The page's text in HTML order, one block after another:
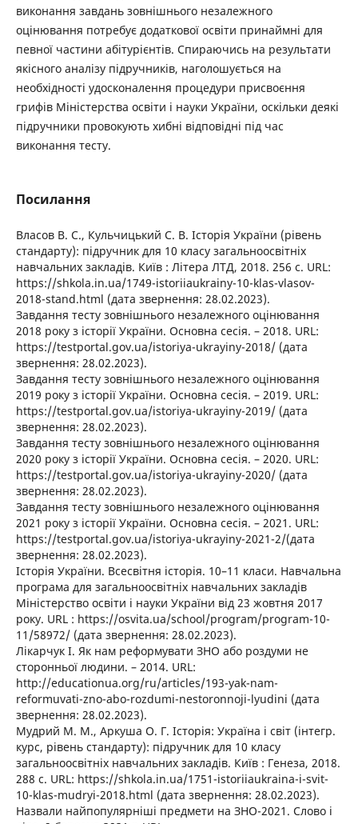
виконання завдань зовнішнього незалежного
оцінювання потребує додаткової освіти принаймні для
певної частини абітурієнтів. Спираючись на результати
якісного аналізу підручників, наголошується на
необхідності удосконалення процедури присвоєння
грифів Міністерства освіти і науки України, оскільки деякі
підручники провокують хибні відповідні під час
виконання тесту.
Посилання
Власов В. С., Кульчицький С. В. Історія України (рівень
стандарту): підручник для 10 класу загальноосвітніх
навчальних закладів. Київ : Літера ЛТД, 2018. 256 с. URL:
https://shkola.in.ua/1749-istoriiaukrainy-10-klas-vlasov-
2018-stand.html (дата звернення: 28.02.2023).
Завдання тесту зовнішнього незалежного оцінювання
2018 року з історії України. Основна сесія. – 2018. URL:
https://testportal.gov.ua/istoriya-ukrayiny-2018/ (дата
звернення: 28.02.2023).
Завдання тесту зовнішнього незалежного оцінювання
2019 року з історії України. Основна сесія. – 2019. URL:
https://testportal.gov.ua/istoriya-ukrayiny-2019/ (дата
звернення: 28.02.2023).
Завдання тесту зовнішнього незалежного оцінювання
2020 року з історії України. Основна сесія. – 2020. URL:
https://testportal.gov.ua/istoriya-ukrayiny-2020/ (дата
звернення: 28.02.2023).
Завдання тесту зовнішнього незалежного оцінювання
2021 року з історії України. Основна сесія. – 2021. URL:
https://testportal.gov.ua/istoriya-ukrayiny-2021-2/(дата
звернення: 28.02.2023).
Історія України. Всесвітня історія. 10–11 класи. Навчальна
програма для загальноосвітніх навчальних закладів
Міністерство освіти і науки України від 23 жовтня 2017
року. URL : https://osvita.ua/school/program/program-10-
11/58972/ (дата звернення: 28.02.2023).
Лікарчук І. Як нам реформувати ЗНО або роздуми не
сторонньої людини. – 2014. URL:
http://educationua.org/ru/articles/193-yak-nam-
reformuvati-zno-abo-rozdumi-nestoronnoji-lyudini (дата
звернення: 28.02.2023).
Мудрий М. М., Аркуша О. Г. Історія: Україна і світ (інтегр.
курс, рівень стандарту): підручник для 10 класу
загальноосвітніх навчальних закладів. Київ : Генеза, 2018.
288 с. URL: https://shkola.in.ua/1751-istoriiaukraina-i-svit-
10-klas-mudryi-2018.html (дата звернення: 28.02.2023).
Назвали найпопулярніші предмети на ЗНО-2021. Слово і